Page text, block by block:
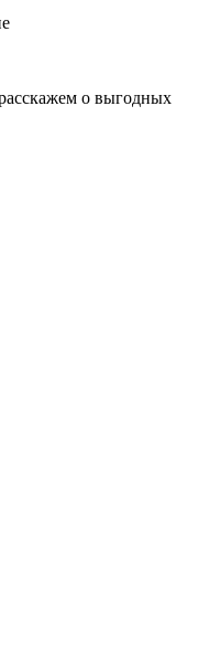
о выгодных